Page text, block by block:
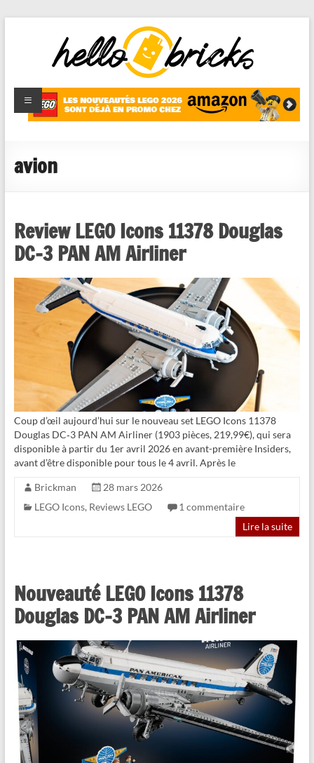
HelloBricks
Blog LEGO,
nouveaut�s
reviews
avion
Review LEGO Icons 11378 Douglas
DC‑3 PAN AM Airliner
Coup d’œil aujourd’hui sur le nouveau set LEGO Icons 11378
Douglas DC‑3 PAN AM Airliner (1903 pièces, 219,99€), qui sera
disponible à partir du 1er avril 2026 en avant-première Insiders,
avant d’être disponible pour tous le 4 avril. Après le
Brickman
28 mars 2026
LEGO Icons, Reviews LEGO
1 commentaire
Lire la suite
Nouveauté LEGO Icons 11378
Douglas DC‑3 PAN AM Airliner